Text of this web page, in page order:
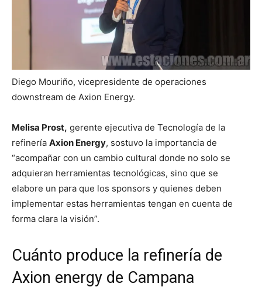
Diego Mouriño, vicepresidente de operaciones
downstream de Axion Energy.
Melisa Prost, gerente ejecutiva de Tecnología de la
refinería Axion Energy, sostuvo la importancia de
“acompañar con un cambio cultural donde no solo se
adquieran herramientas tecnológicas, sino que se
elabore un para que los sponsors y quienes deben
implementar estas herramientas tengan en cuenta de
forma clara la visión”.
Cuánto produce la refinería de
Axion energy de Campana